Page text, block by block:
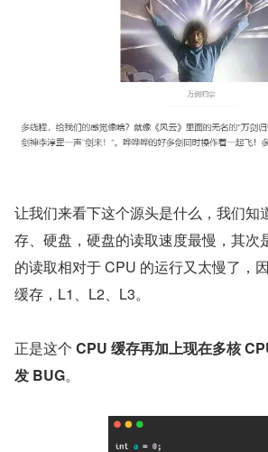
让我们来看下这个源头是什么，我们知
存、硬盘，硬盘的读取速度最慢，其次
的读取相对于 CPU 的运行又太慢了，
缓存，L1、L2、L3。
正是这个 CPU 缓存再加上现在多核
发 BUG。